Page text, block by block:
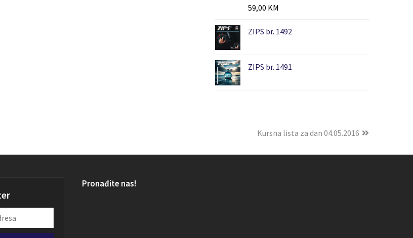
59,00 KM
ZIPS br. 1492
ZIPS br. 1491
Kursna lista za dan 04.05.2016
Pronađite nas!